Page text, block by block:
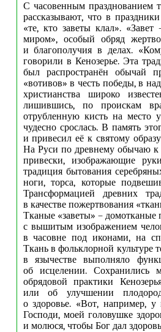
С часовенным празднованием
рассказывают, что в
«те, кто заветы клал».
миром», особый обряд
и благополучия в делах.
говорили в Кенозерье. Эта
был распространён обычай
«вотивов» в честь победы, в
христианства широко
лишившись, по проискам
отрубленную кисть на
чудесно срослась. В память
и привесил её к святому
На Руси по древнему обычаю к
привески, изображающие
традиция бытования
ноги, торса, которые
Трансформацией древних
в качестве пожертвования
Тканые «заветы» – домотканые
с вышитым изображением
в часовне под иконами, на
Ткань в фольклорной культуре
в язычестве выполняло
об исцелении. Сохранились
обрядовой практики
или об улучшении
о здоровье. «Вот, например,
Господи, моей головушке
и молюся, чтобы Бог дал